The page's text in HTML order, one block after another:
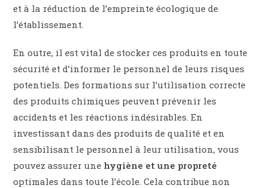
et à la réduction de l’empreinte écologique de
l’établissement.
En outre, il est vital de stocker ces produits en toute
sécurité et d’informer le personnel de leurs risques
potentiels. Des formations sur l’utilisation correcte
des produits chimiques peuvent prévenir les
accidents et les réactions indésirables. En
investissant dans des produits de qualité et en
sensibilisant le personnel à leur utilisation, vous
pouvez assurer une hygiène et une propreté
optimales dans toute l’école. Cela contribue non